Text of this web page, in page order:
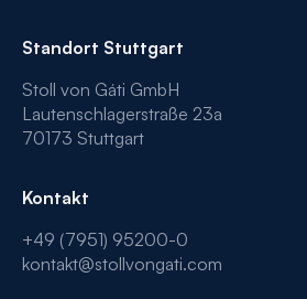
Standort Stuttgart
Stoll von Gáti GmbH
Lautenschlagerstraße 23a
70173 Stuttgart
Kontakt
+49 (7951) 95200-0
kontakt@stollvongati.com